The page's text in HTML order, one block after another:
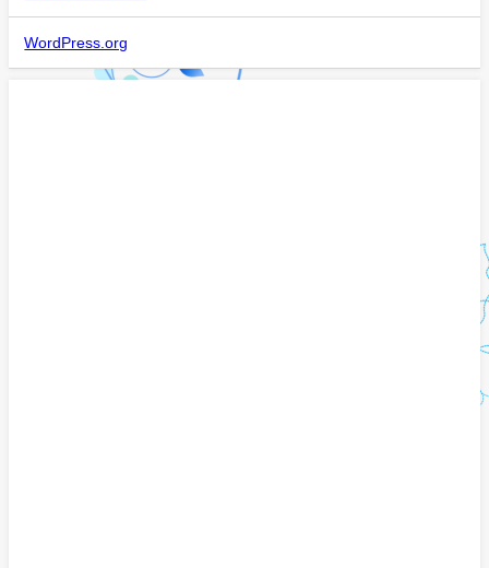
WordPress.org